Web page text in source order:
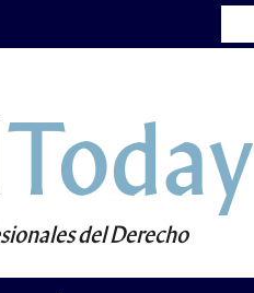
Today
del Derecho